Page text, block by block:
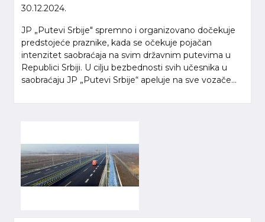
30.12.2024.
JP „Putevi Srbije" spremno i organizovano dočekuje
predstojeće praznike, kada se očekuje pojačan
intenzitet saobraćaja na svim državnim putevima u
Republici Srbiji. U cilju bezbednosti svih učesnika u
saobraćaju JP „Putevi Srbije“ apeluje na sve vozače...